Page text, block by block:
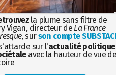
la plume sans filtre de
Vigan, directeur de La France
, surson compte
sur l'actualité politique
avec la hauteur de vue